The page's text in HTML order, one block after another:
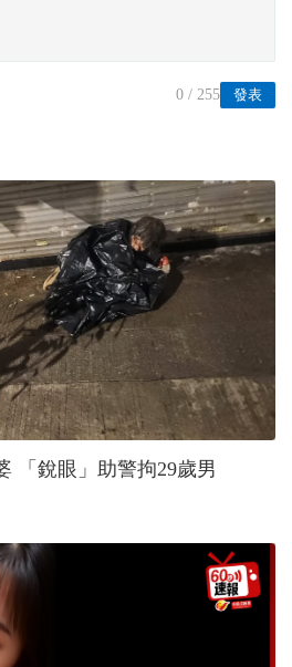
發表
0 / 255
「銳眼」助警拘29歲男